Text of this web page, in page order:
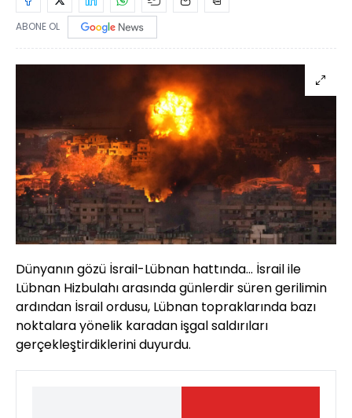
ABONE OL
Dünyanın gözü İsrail-Lübnan hattında... İsrail ile
Lübnan Hizbulahı arasında günlerdir süren gerilimin
ardından İsrail ordusu, Lübnan topraklarında bazı
noktalara yönelik karadan işgal saldırıları
gerçekleştirdiklerini duyurdu.